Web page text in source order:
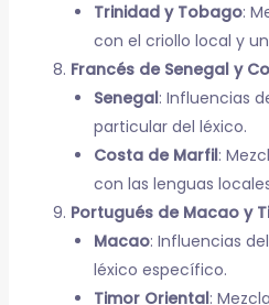
Trinidad y Tobago:
con el criollo local y
Francés de Senegal y
Senegal: Influencias
particular del léxico.
Costa de Marfil:
con las lenguas
Portugués de Macao y
Macao: Influencias
léxico específico.
Timor Oriental: